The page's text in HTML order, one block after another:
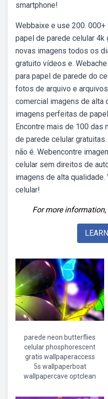
smartphone!
Webbaixe e use 200.
papel de parede celular 4k
novas imagens todos os
gratuito vídeos e.
para papel de parede do
fotos de arquivo e
comercial imagens de alta
imagens perfeitas de
Encontre mais de 100 das
de parede celular
não é. Webencontre
celular sem direitos de
imagens de alta
celular!
For more
parede neon butterflies
celular phosphorescent
gratis wallpaperaccess
5s wallpaperboat
wallpapercave optclean